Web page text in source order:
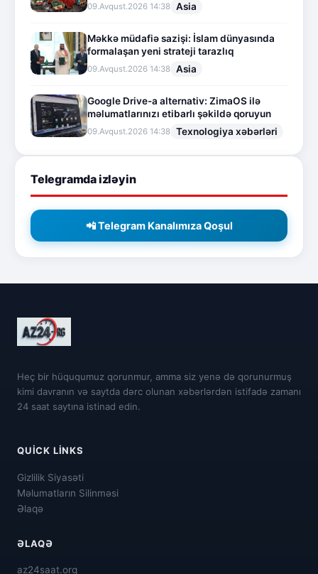
09.Avqust.2026 14:38 Asia
Məkkə müdafiə sazişi: İslam dünyasında
formalaşan yeni strateji tarazlıq
09.Avqust.2026 14:38 Asia
Google Drive-a alternativ: ZimaOS ilə
məlumatlarınızı etibarlı şəkildə qoruyun
09.Avqust.2026 14:38 Texnologiya xəbərləri
Telegramda izləyin
📲 Telegram Kanalımıza Qoşul
Heç bir hüququmuz qorunmur, amma siz yenə də qorunurmuş
kimi davranın və saytda dərc olunan xəbərlərdən istifadə zamanı
24 saat saytına istinad edin.
QUICK LINKS
Gizlilik Siyasəti
Məlumatların Silinməsi
Əlaqə
ƏLAQƏ
az24saat.org